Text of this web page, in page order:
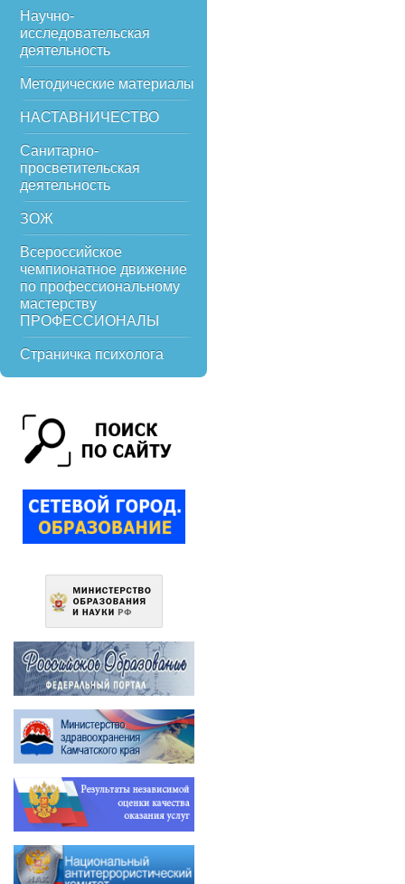
Научно-
исследовательская
деятельность
Методические материалы
НАСТАВНИЧЕСТВО
Санитарно-
просветительская
деятельность
ЗОЖ
Всероссийское
чемпионатное движение
по профессиональному
мастерству
ПРОФЕССИОНАЛЫ
Страничка психолога